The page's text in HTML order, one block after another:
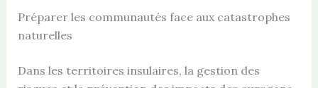
Préparer les communautés face aux catastrophes
naturelles
Dans les territoires insulaires, la gestion des